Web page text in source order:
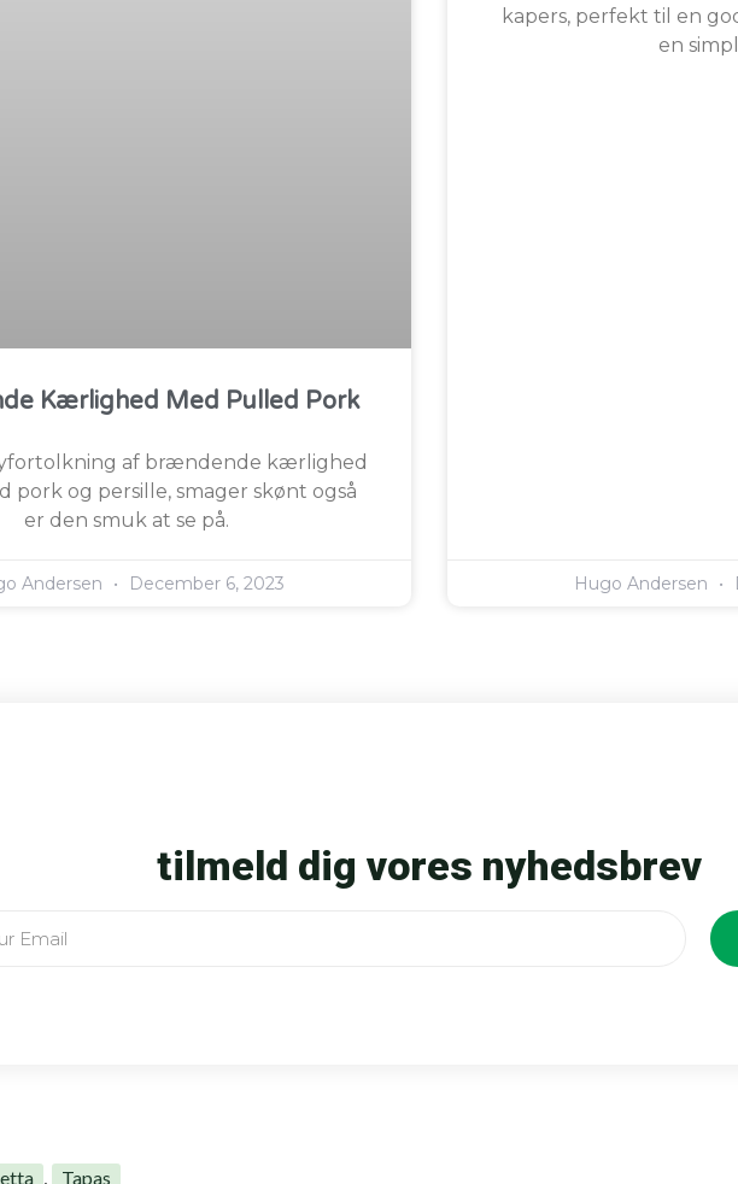
Kærlighed Med Pulled Pork
af brændende kærlighed
pork og persille, smager skønt også
er den smuk at se på.
Andersen December 6, 2023
kapers, perfekt til en
en
Hugo Andersen
tilmeld dig vores nyhedsbrev
, Tapas